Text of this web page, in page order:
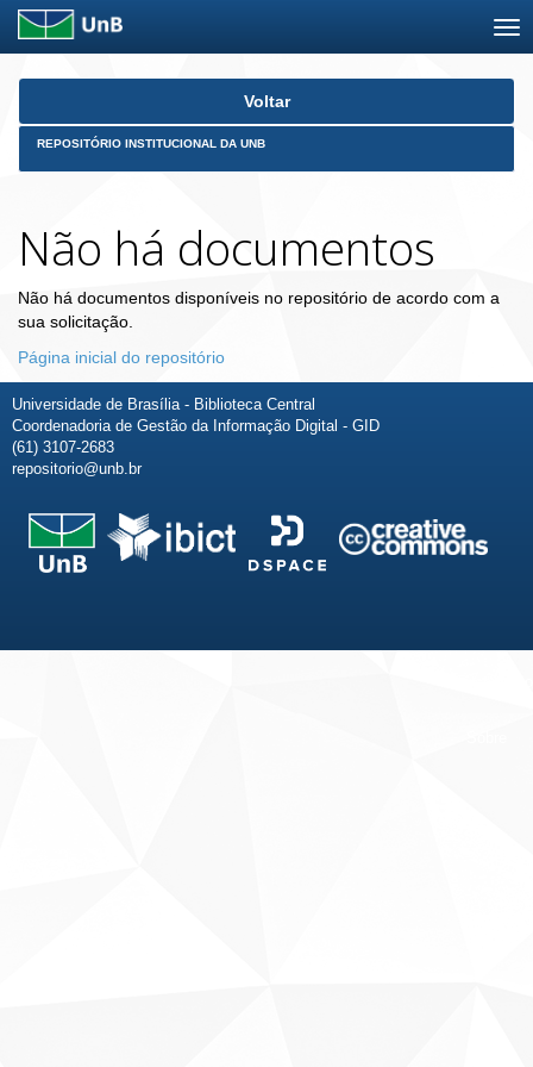
Skip
Voltar
REPOSITÓRIO INSTITUCIONAL DA UNB
Não há documentos
Não há documentos disponíveis no repositório de acordo com a
sua solicitação.
Página inicial do repositório
Universidade de Brasília - Biblioteca Central
Coordenadoria de Gestão da Informação Digital - GID
(61) 3107-2683
repositorio@unb.br